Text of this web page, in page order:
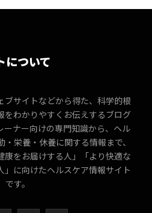
について
ブサイトなどから得た、科学的根
をわかりやすくお伝えするブログ
ーナー向けの専門知識から、ヘル
栄養・休養に関する情報まで、
康をお届けする人」「より快適な
」に向けたヘルスケア情報サイト
です。